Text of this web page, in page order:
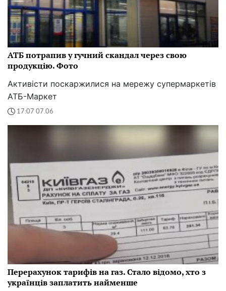
АТБ потрапив у гучний скандал через свою
продукцію. Фото
Активісти поскаржилися на мережу супермаркетів
АТБ-Маркет
17:07 07.06
Перерахунок тарифів на газ. Стало відомо, хто з
українців заплатить найменше